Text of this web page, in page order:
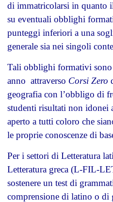
di immatricolarsi in quanto
su eventuali obblighi
punteggi inferiori a una
generale sia nei singoli
Tali obblighi formativi sono
anno attraverso Corsi Zero
geografia con l’obbligo di
studenti risultati non idonei
aperto a tutti coloro che
le proprie conoscenze di
Per i settori di Letteratura
Letteratura greca (L-FIL-
sostenere un test di
comprensione di latino o di